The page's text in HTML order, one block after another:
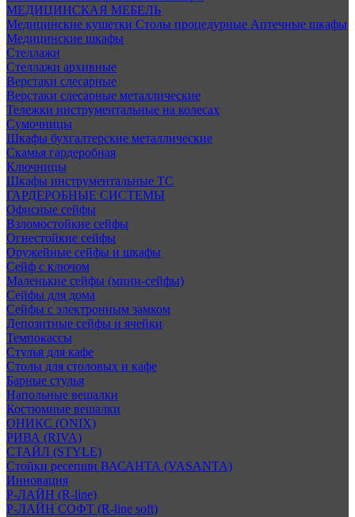
МЕДИЦИНСКАЯ МЕБЕЛЬ
Медицинские кушетки Столы процедурные Аптечные шкафы
Медицинские шкафы
Стеллажи
Стеллажи архивные
Верстаки слесарные
Верстаки слесарные металлические
Тележки инструментальные на колесах
Сумочницы
Шкафы бухгалтерские металлические
Скамья гардеробная
Ключницы
Шкафы инструментальные ТС
ГАРДЕРОБНЫЕ СИСТЕМЫ
Офисные сейфы
Взломостойкие сейфы
Огнестойкие сейфы
Оружейные сейфы и шкафы
Сейф с ключом
Маленькие сейфы (мини-сейфы)
Сейфы для дома
Сейфы с электронным замком
Депозитные сейфы и ячейки
Темпокассы
Стулья для кафе
Столы для столовых и кафе
Барные стулья
Напольные вешалки
Костюмные вешалки
ОНИКС (ONIX)
РИВА (RIVA)
СТАЙЛ (STYLE)
Стойки ресепшн ВАСАНТА (VASANTA)
Инновация
Р-ЛАЙН (R-line)
Р-ЛАЙН СОФТ (R-line soft)